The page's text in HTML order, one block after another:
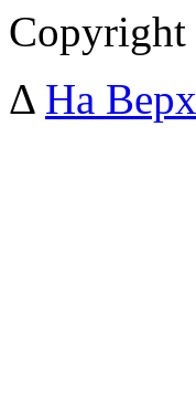
Copyright
Δ На Верх